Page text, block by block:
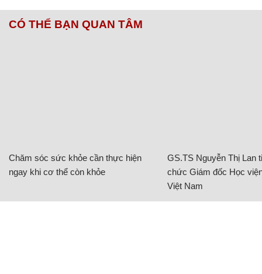
CÓ THỂ BẠN QUAN TÂM
Chăm sóc sức khỏe cần thực hiện
ngay khi cơ thể còn khỏe
GS.TS Nguyễn Thị Lan
chức Giám đốc Học
Việt Nam